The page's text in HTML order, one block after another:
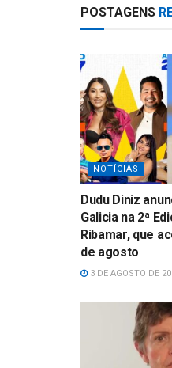
POSTAGENS
NOTÍCIAS
Dudu Diniz
Galicia na 2ª
Ribamar, que
de agosto
3 DE AGOSTO DE